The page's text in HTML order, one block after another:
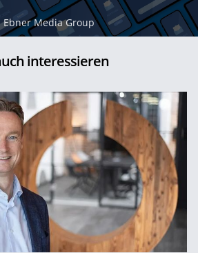
Ebner Media Group
interessieren